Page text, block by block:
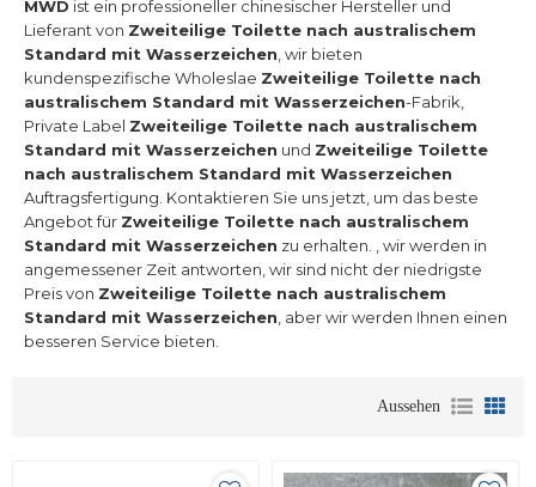
MWD ist ein professioneller chinesischer Hersteller und
Lieferant von Zweiteilige Toilette nach australischem
Standard mit Wasserzeichen , wir bieten
kundenspezifische Wholeslae Zweiteilige Toilette nach
australischem Standard mit Wasserzeichen-Fabrik,
Private Label Zweiteilige Toilette nach australischem
Standard mit Wasserzeichen und Zweiteilige Toilette
nach australischem Standard mit Wasserzeichen
Auftragsfertigung. Kontaktieren Sie uns jetzt, um das beste
Angebot für Zweiteilige Toilette nach australischem
Standard mit Wasserzeichen zu erhalten. , wir werden in
angemessener Zeit antworten, wir sind nicht der niedrigste
Preis von Zweiteilige Toilette nach australischem
Standard mit Wasserzeichen , aber wir werden Ihnen einen
besseren Service bieten.
Aussehen